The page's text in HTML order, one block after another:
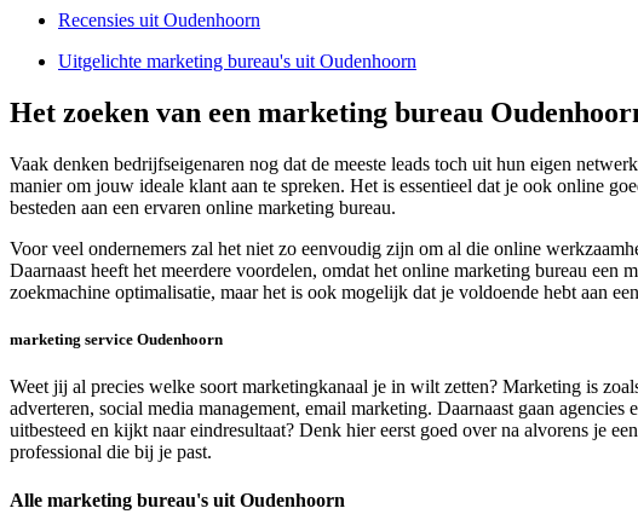
Recensies uit Oudenhoorn
Uitgelichte marketing bureau's uit Oudenhoorn
Het zoeken van een marketing bureau
Vaak denken bedrijfseigenaren nog dat de meeste leads toch uit hun eigen
manier om jouw ideale klant aan te spreken. Het is essentieel dat je ook online
besteden aan een ervaren online marketing bureau.
Voor veel ondernemers zal het niet zo eenvoudig zijn om al die online
Daarnaast heeft het meerdere voordelen, omdat het online marketing bureau
zoekmachine optimalisatie, maar het is ook mogelijk dat je voldoende hebt aan
marketing service Oudenhoorn
Weet jij al precies welke soort marketingkanaal je in wilt zetten? Marketing is
adverteren, social media management, email marketing. Daarnaast gaan
uitbesteed en kijkt naar eindresultaat? Denk hier eerst goed over na alvorens je
professional die bij je past.
Alle marketing bureau's uit Oudenhoorn